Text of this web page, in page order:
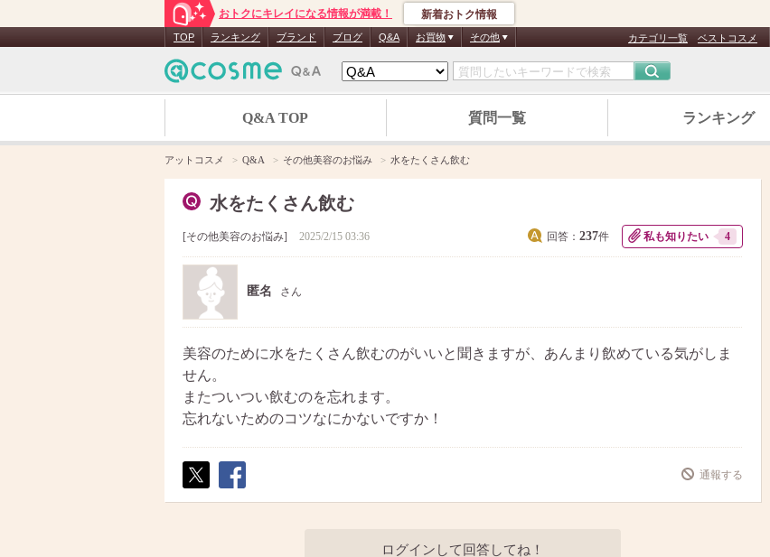
おトクにキレイになる情報が満載！ 新着おトク情報
TOP ランキング ブランド ブログ Q&A お買物 その他 カテゴリ一覧 ベストコスメ
Q&A TOP 質問一覧 ランキング
アットコスメ Q&A その他美容のお悩み 水をたくさん飲む
水をたくさん飲む
その他美容のお悩み 2025/2/15 03:36 回答： 237件 私も知りたい 4
匿名 さん
美容のために水をたくさん飲むのがいいと聞きますが、あんまり飲めている気がしま
せん。
またついつい飲むのを忘れます。
忘れないためのコツなにかないですか！
ト
ア
通報する
ログインして回答してね！